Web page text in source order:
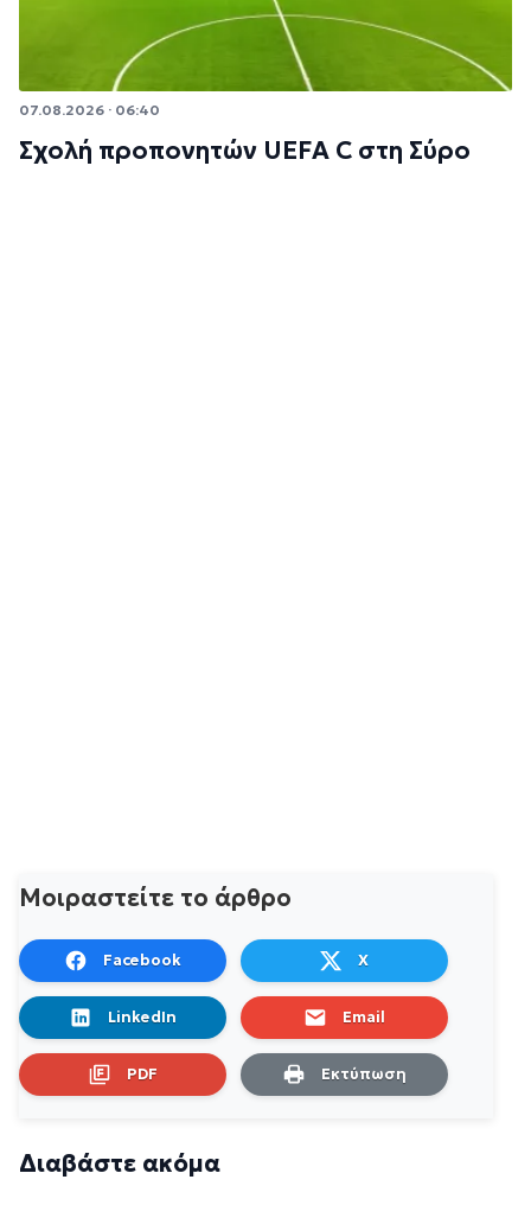
07.08.2026 · 06:40
Σχολή προπονητών UEFA C στη Σύρο
Μοιραστείτε το άρθρο
Facebook X
LinkedIn Email
PDF Εκτύπωση
Διαβάστε ακόμα